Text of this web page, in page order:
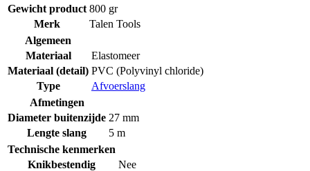
Gewicht product 800 gr
Merk
Talen Tools
Algemeen
Materiaal
Elastomeer
Materiaal (detail) PVC (Polyvinyl chloride)
Type
Afvoerslang
Afmetingen
Diameter buitenzijde 27 mm
Lengte slang
5 m
Technische kenmerken
Knikbestendig
Nee